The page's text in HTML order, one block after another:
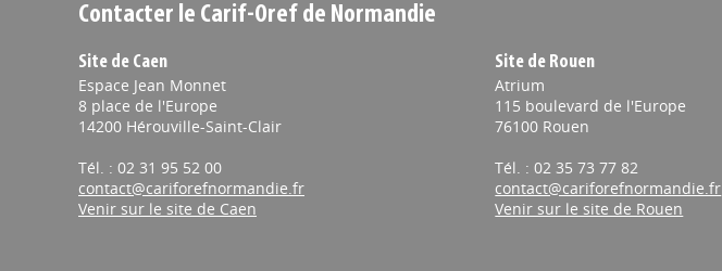
Contacter le Carif-Oref de Normandie
Site de Caen
Espace Jean Monnet
8 place de l'Europe
14200 Hérouville-Saint-Clair
Tél. : 02 31 95 52 00
contact@cariforefnormandie.fr
Venir sur le site de Caen
Site de Rouen
Atrium
115 boulevard de l'Europe
76100 Rouen
Tél. : 02 35 73 77 82
contact@cariforefnormandie.fr
Venir sur le site de Rouen